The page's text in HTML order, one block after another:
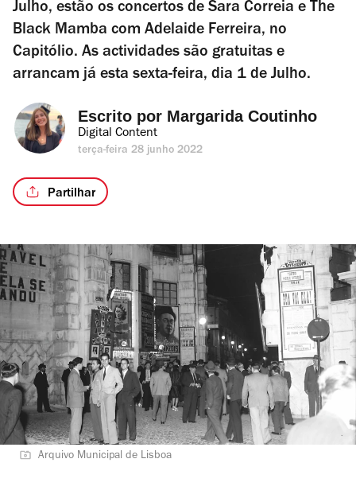
Julho, estão os concertos de Sara Correia e The
Black Mamba com Adelaide Ferreira, no
Capitólio. As actividades são gratuitas e
arrancam já esta sexta-feira, dia 1 de Julho.
Escrito por Margarida Coutinho
Digital Content
terça-feira 28 junho 2022
Partilhar
Arquivo Municipal de Lisboa